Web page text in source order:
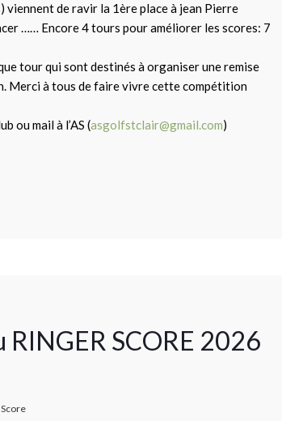
de ravir la 1ère place à jean Pierre
…… Encore 4 tours pour améliorer les scores: 7
tour qui sont destinés à organiser une remise
Merci à tous de faire vivre cette compétition
ou mail à l’AS (asgolfstclair@gmail.com)
SCORE 2026